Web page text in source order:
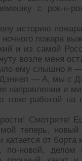
с рок-н-
историю
ночного пожара
и из самой
возле меня
ему слышно я —
— А, мы с
направлении и
тоже работой
Смотрите!
теперь,
катается от
новой, делом